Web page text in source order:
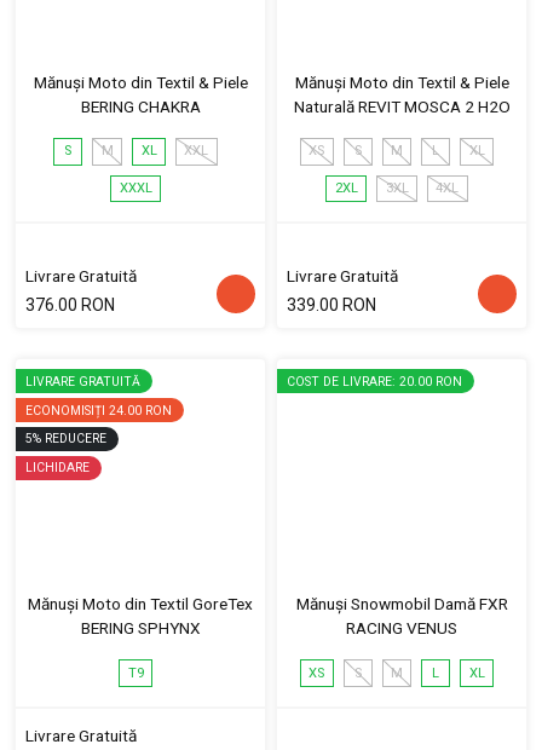
Mănuși Moto din Textil & Piele
BERING CHAKRA
S M XL XXL
XXXL
Livrare Gratuită
376.00 RON
Mănuși Moto din Textil & Piele
Naturală REVIT MOSCA 2 H2O
XS S M L XL
2XL 3XL 4XL
Livrare Gratuită
339.00 RON
LIVRARE GRATUITĂ
ECONOMISIȚI 24.00 RON
5% REDUCERE
LICHIDARE
Mănuși Moto din Textil GoreTex
BERING SPHYNX
T9
Livrare Gratuită
COST DE LIVRARE: 20.00 RON
Mănuși Snowmobil Damă FXR
RACING VENUS
XS S M L XL